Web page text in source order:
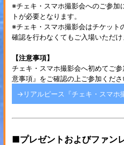
※チェキ・スマホ撮影会へのご参加
トが必要となります。
※チェキ・スマホ撮影会はチケット
確認を行わなくてもご入場いただけ
【注意事項】
チェキ・スマホ撮影会へ初めてご
意事項』をご確認の上ご参加くださ
→リアルピース『チェキ・スマホ
■プレゼントおよびファン